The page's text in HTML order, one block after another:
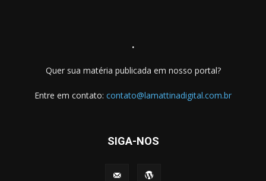
.
Quer sua matéria publicada em nosso portal?
Entre em contato: contato@lamattinadigital.com.br
SIGA-NOS